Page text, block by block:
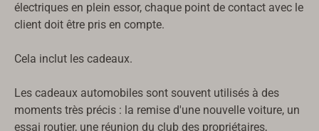
électriques en plein essor, chaque point de contact avec le
client doit être pris en compte.
Cela inclut les cadeaux.
Les cadeaux automobiles sont souvent utilisés à des
moments très précis : la remise d'une nouvelle voiture, un
essai routier, une réunion du club des propriétaires,